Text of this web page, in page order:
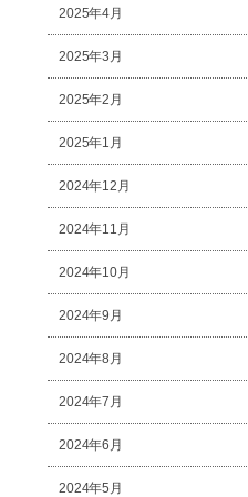
2025年4月
2025年3月
2025年2月
2025年1月
2024年12月
2024年11月
2024年10月
2024年9月
2024年8月
2024年7月
2024年6月
2024年5月